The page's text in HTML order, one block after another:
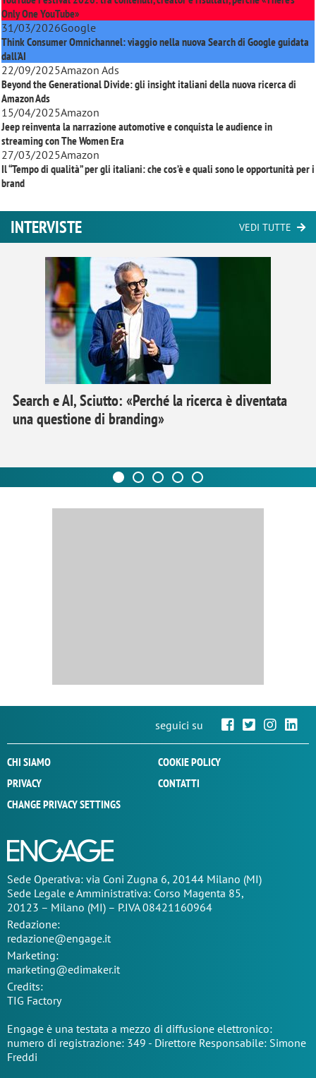
Only One YouTube»
31/03/2026Google
Think Consumer Omnichannel: viaggio nella nuova Search di Google guidata
dall'AI
22/09/2025Amazon Ads
Beyond the Generational Divide: gli insight italiani della nuova ricerca di
Amazon Ads
15/04/2025Amazon
Jeep reinventa la narrazione automotive e conquista le audience in
streaming conThe Women Era
27/03/2025Amazon
Il “Tempo di qualità” per gli italiani: che cos’è e quali sono le opportunità per i
brand
INTERVISTE VEDI TUTTE
Search e AI, Sciutto: «Perché la ricerca è diventata
una questione di branding»
seguici su
CHI SIAMO
COOKIE POLICY
PRIVACY
CONTATTI
CHANGE PRIVACY SETTINGS
Sede Operativa: via Coni Zugna 6, 20144 Milano (MI)
Sede Legale e Amministrativa: Corso Magenta 85,
20123 – Milano (MI) – P.IVA 08421160964
Redazione:
redazione@engage.it
Marketing:
marketing@edimaker.it
Credits:
TIG Factory
Engage è una testata a mezzo di diffusione elettronico:
numero di registrazione: 349 - Direttore Responsabile: Simone
Freddi